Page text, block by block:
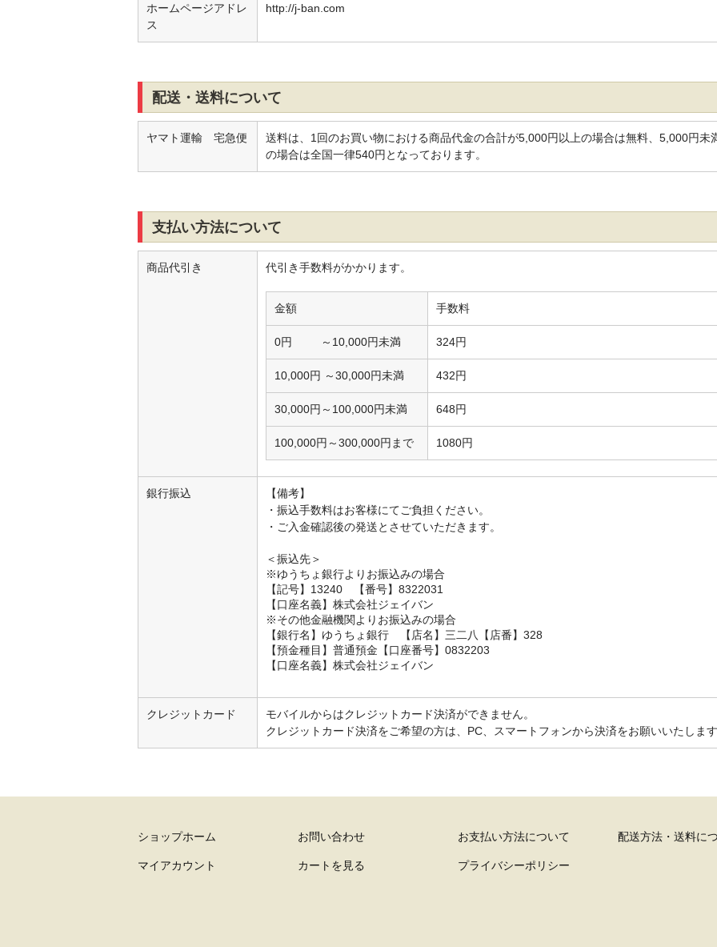
ホームページアドレ
ス
http://j-ban.com
配送・送料について
ヤマト運輸 宅急便
送料は、1回のお買い物における商品代金の合計が5,000円以上の場合は無料、5,000円未
の場合は全国一律540円となっております。
支払い方法について
商品代引き 代引き手数料がかかります。
金額 手数料
0円 ～10,000円未満 324円
10,000円 ～30,000円未満 432円
30,000円～100,000円未満 648円
100,000円～300,000円まで 1080円
銀行振込
【備考】
・振込手数料はお客様にてご負担ください。
・ご入金確認後の発送とさせていただきます。
＜振込先＞
※ゆうちょ銀行よりお振込みの場合
【記号】13240 【番号】8322031
【口座名義】株式会社ジェイバン
※その他金融機関よりお振込みの場合
【銀行名】ゆうちょ銀行 【店名】三二八【店番】328
【預金種目】普通預金【口座番号】0832203
【口座名義】株式会社ジェイバン
クレジットカード
モバイルからはクレジットカード決済ができません。
クレジットカード決済をご希望の方は、PC、スマートフォンから決済をお願いいたしま
ショップホーム お問い合わせ お支払い方法について 配送方法・送料に
マイアカウント カートを見る プライバシーポリシー